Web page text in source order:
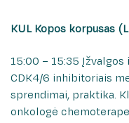
Vidaus
Pacientų
KUL Kopos korpusas
15:00 – 15:35
CDK4/6 inhibitoriais
sprendimai, praktika.
onkologė